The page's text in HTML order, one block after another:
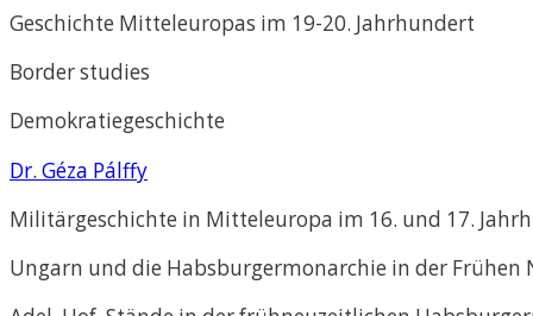
Geschichte Mitteleuropas im 19-20. Jahrhundert
Border studies
Demokratiegeschichte
Dr. Géza Pálffy
Militärgeschichte in Mitteleuropa im 16. und 17.
Ungarn und die Habsburgermonarchie in der Frühen